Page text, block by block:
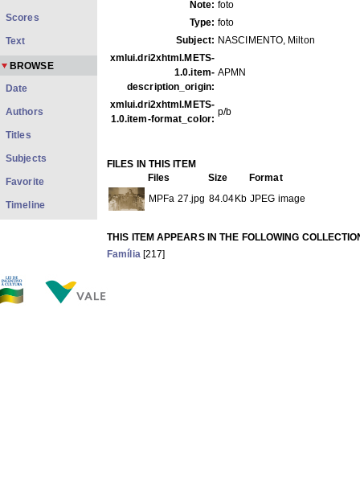
Note: foto
Type: foto
Subject: NASCIMENTO, Milton
xmlui.dri2xhtml.METS-
1.0.item-
description_origin:
APMN
xmlui.dri2xhtml.METS-
1.0.item-format_color:
p/b
FILES IN THIS ITEM
Files
Size
Format
MPFa 27.jpg 84.04Kb JPEG image
THIS ITEM APPEARS IN THE FOLLOWING
Família[217]
Scores
Text
BROWSE
Date
Authors
Titles
Subjects
Favorite
Timeline